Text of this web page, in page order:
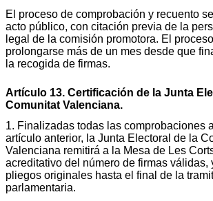
El proceso de comprobación y recuento
acto público, con citación previa de la
legal de la comisión promotora. El
prolongarse más de un mes desde que
la recogida de firmas.
Artículo 13. Certificación de la Junta
Comunitat Valenciana.
1. Finalizadas todas las comprobaciones
artículo anterior, la Junta Electoral de la
Valenciana remitirá a la Mesa de Les
acreditativo del número de firmas válidas,
pliegos originales hasta el final de la
parlamentaria.